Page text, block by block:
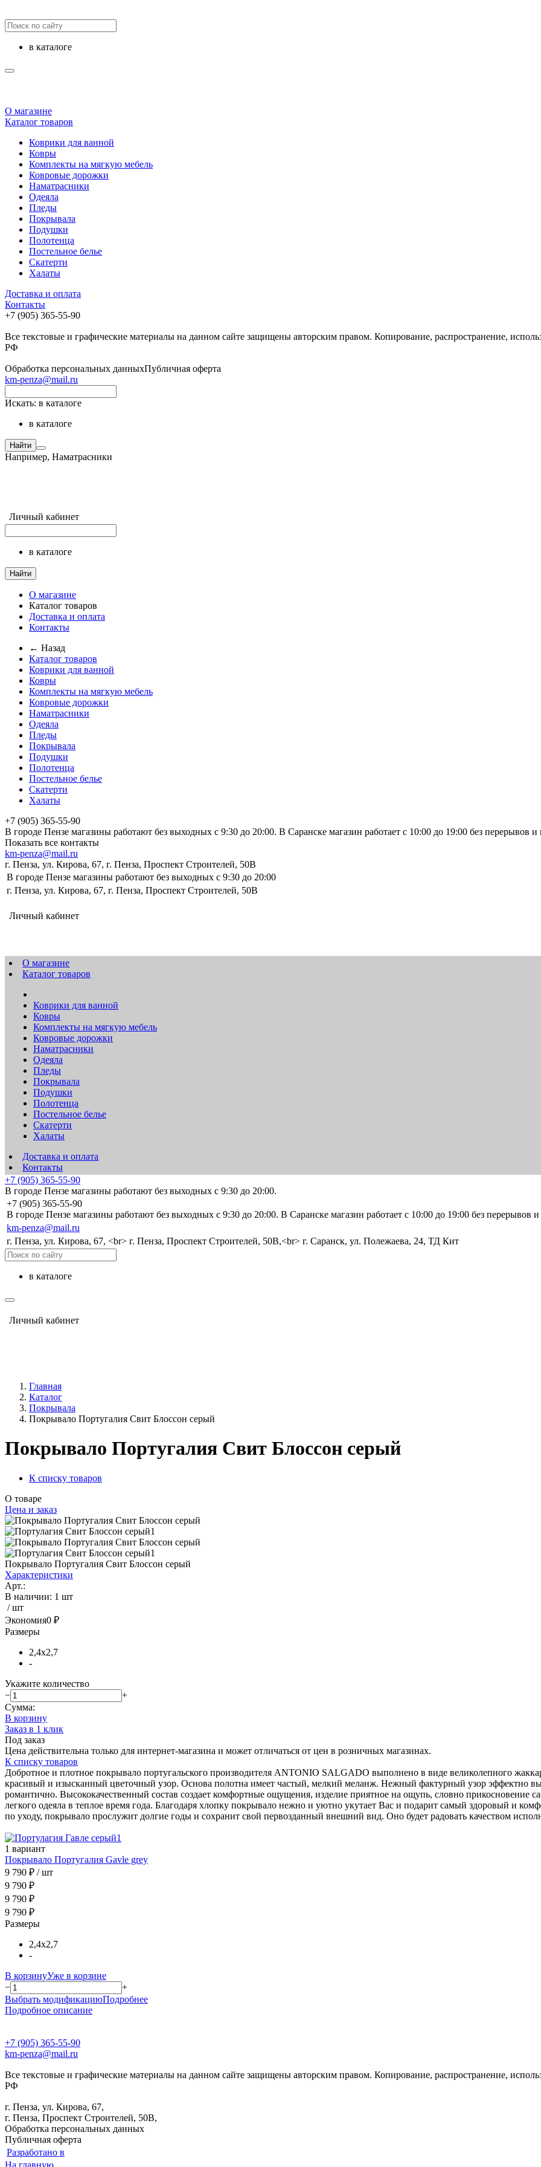
в каталоге
О магазине
Каталог товаров
Коврики для ванной
Ковры
Комплекты на мягкую мебель
Ковровые дорожки
Наматрасники
Одеяла
Пледы
Покрывала
Подушки
Полотенца
Постельное белье
Скатерти
Халаты
Доставка и оплата
Контакты
+7 (905) 365-55-90
Все текстовые и графические материалы на данном сайте защищены авторским правом. Копирование, распространение,
РФ
Обработка персональных данныхПубличная оферта
km-penza@mail.ru
Искать: в каталоге
в каталоге
Найти
Например, Наматрасники
Личный кабинет
в каталоге
Найти
О магазине
Каталог товаров
Доставка и оплата
Контакты
← Назад
Каталог товаров
Коврики для ванной
Ковры
Комплекты на мягкую мебель
Ковровые дорожки
Наматрасники
Одеяла
Пледы
Покрывала
Подушки
Полотенца
Постельное белье
Скатерти
Халаты
+7 (905) 365-55-90
В городе Пензе магазины работают без выходных с 9:30 до 20:00. В Саранске магазин работает с 10:00 до 19:00 без перерывов
Показать все контакты
km-penza@mail.ru
г. Пенза, ул. Кирова, 67, г. Пенза, Проспект Строителей, 50В
В городе Пензе магазины работают без выходных с 9:30 до 20:00
г. Пенза, ул. Кирова, 67, г. Пенза, Проспект Строителей, 50В
Личный кабинет
О магазине
Каталог товаров
Коврики для ванной
Ковры
Комплекты на мягкую мебель
Ковровые дорожки
Наматрасники
Одеяла
Пледы
Покрывала
Подушки
Полотенца
Постельное белье
Скатерти
Халаты
Доставка и оплата
Контакты
+7 (905) 365-55-90
В городе Пензе магазины работают без выходных с 9:30 до 20:00.
+7 (905) 365-55-90
В городе Пензе магазины работают без выходных с 9:30 до 20:00. В Саранске магазин работает с 10:00 до 19:00 без перерывов
km-penza@mail.ru
г. Пенза, ул. Кирова, 67, <br> г. Пенза, Проспект Строителей, 50В,<br> г. Саранск, ул. Полежаева, 24, ТД Кит
в каталоге
Личный кабинет
Главная
Каталог
Покрывала
Покрывало Португалия Свит Блоссон серый
Покрывало Португалия Свит Блоссон серый
К списку товаров
О товаре
Цена и заказ
Покрывало Португалия Свит Блоссон серый
Характеристики
Арт.:
В наличии: 1 шт
/ шт
Экономия0 ₽
Размеры
2,4х2,7
-
Укажите количество
−
+
Сумма:
В корзину
Заказ в 1 клик
Под заказ
Цена действительна только для интернет-магазина и может отличаться от цен в розничных магазинах.
К списку товаров
Добротное и плотное покрывало португальского производителя ANTONIO SALGADO выполнено в виде великолепного
красивый и изысканный цветочный узор. Основа полотна имеет частый, мелкий меланж. Нежный фактурный узор эффектно
романтично. Высококачественный состав создает комфортные ощущения, изделие приятное на ощупь, словно прикосновение
легкого одеяла в теплое время года. Благодаря хлопку покрывало нежно и уютно укутает Вас и подарит самый здоровый и
по уходу, покрывало прослужит долгие годы и сохранит свой первозданный внешний вид. Оно будет радовать качеством
1 вариант
Покрывало Португалия Gavle grey
9 790 ₽ / шт
9 790 ₽
9 790 ₽
9 790 ₽
Размеры
2,4х2,7
-
В корзинуУже в корзине
−
+
Выбрать модификациюПодробнее
Подробное описание
+7 (905) 365-55-90
km-penza@mail.ru
Все текстовые и графические материалы на данном сайте защищены авторским правом. Копирование, распространение,
РФ
г. Пенза, ул. Кирова, 67,
г. Пенза, Проспект Строителей, 50В,
Обработка персональных данных
Публичная оферта
Разработано в
На главную